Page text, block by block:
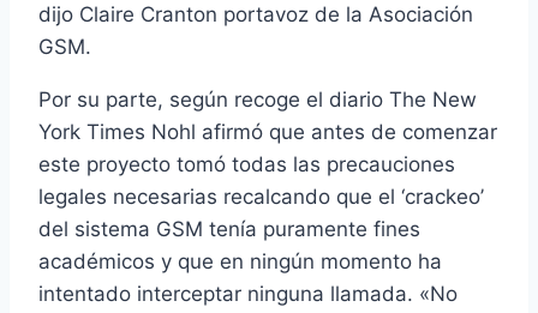
dijo Claire Cranton portavoz de la Asociación
GSM.
Por su parte, según recoge el diario The New
York Times Nohl afirmó que antes de comenzar
este proyecto tomó todas las precauciones
legales necesarias recalcando que el ‘crackeo’
del sistema GSM tení­a puramente fines
académicos y que en ningún momento ha
intentado interceptar ninguna llamada. «No